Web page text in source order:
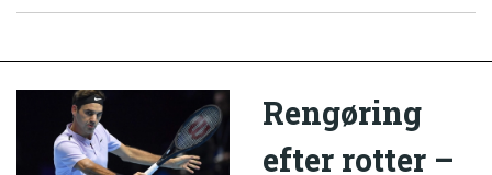
Rengøring
efter rotter –